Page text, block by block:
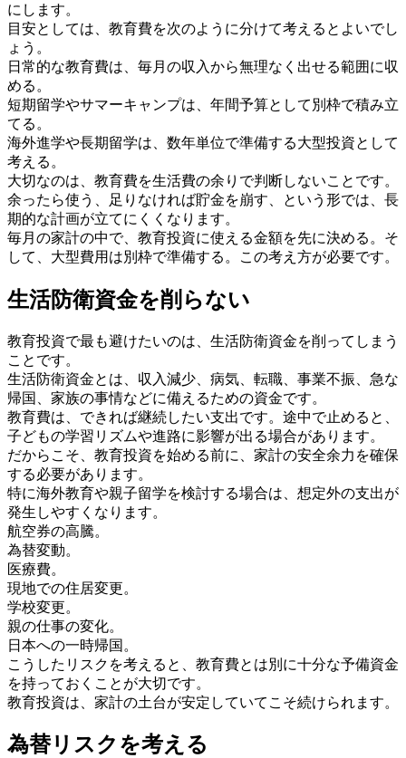
にします。
目安としては、教育費を次のように分けて考えるとよいでし
ょう。
日常的な教育費は、毎月の収入から無理なく出せる範囲に収
める。
短期留学やサマーキャンプは、年間予算として別枠で積み立
てる。
海外進学や長期留学は、数年単位で準備する大型投資として
考える。
大切なのは、教育費を生活費の余りで判断しないことです。
余ったら使う、足りなければ貯金を崩す、という形では、長
期的な計画が立てにくくなります。
毎月の家計の中で、教育投資に使える金額を先に決める。そ
して、大型費用は別枠で準備する。この考え方が必要です。
生活防衛資金を削らない
教育投資で最も避けたいのは、生活防衛資金を削ってしまう
ことです。
生活防衛資金とは、収入減少、病気、転職、事業不振、急な
帰国、家族の事情などに備えるための資金です。
教育費は、できれば継続したい支出です。途中で止めると、
子どもの学習リズムや進路に影響が出る場合があります。
だからこそ、教育投資を始める前に、家計の安全余力を確保
する必要があります。
特に海外教育や親子留学を検討する場合は、想定外の支出が
発生しやすくなります。
航空券の高騰。
為替変動。
医療費。
現地での住居変更。
学校変更。
親の仕事の変化。
日本への一時帰国。
こうしたリスクを考えると、教育費とは別に十分な予備資金
を持っておくことが大切です。
教育投資は、家計の土台が安定していてこそ続けられます。
為替リスクを考える